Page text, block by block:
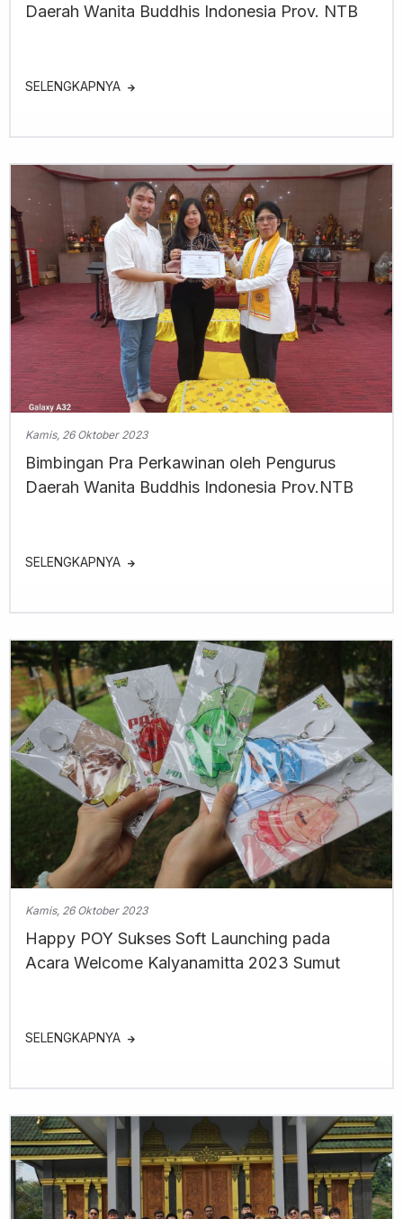
Daerah Wanita Buddhis Indonesia Prov. NTB
SELENGKAPNYA
Kamis, 26 Oktober 2023
Bimbingan Pra Perkawinan oleh Pengurus
Daerah Wanita Buddhis Indonesia Prov.NTB
SELENGKAPNYA
Kamis, 26 Oktober 2023
Happy POY Sukses Soft Launching pada
Acara Welcome Kalyanamitta 2023 Sumut
SELENGKAPNYA